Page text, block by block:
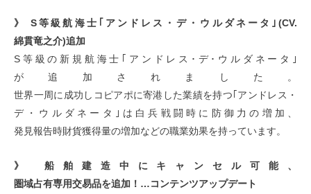
》 S等級航海士｢アンドレス・デ・ウルダネータ｣(CV.
綿貫竜之介)追加
S等級の新規航海士｢アンドレス･デ･ウルダネータ｣
が追加されました。
世界一周に成功しコピアポに寄港した業績を持つ｢アンドレス・
デ・ウルダネータ｣は白兵戦闘時に防御力の増加、
発見報告時財貨獲得量の増加などの職業効果を持っています。
》 船舶建造中にキャンセル可能、
圏域占有専用交易品を追加！…コンテンツアップデート